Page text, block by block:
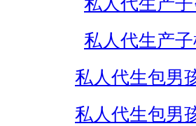
私人代生产
私人代生包男
私人代生包男